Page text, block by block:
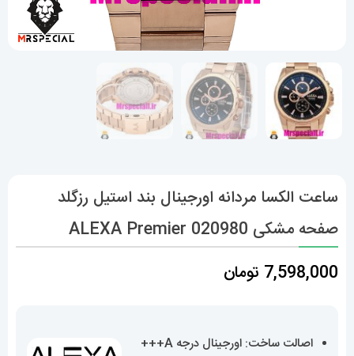
ساعت الکسا مردانه اورجینال بند استیل رزگلد
صفحه مشکی 020980 ALEXA Premier
7,598,000 تومان
اصالت ساخت: اورجینال درجه A+++